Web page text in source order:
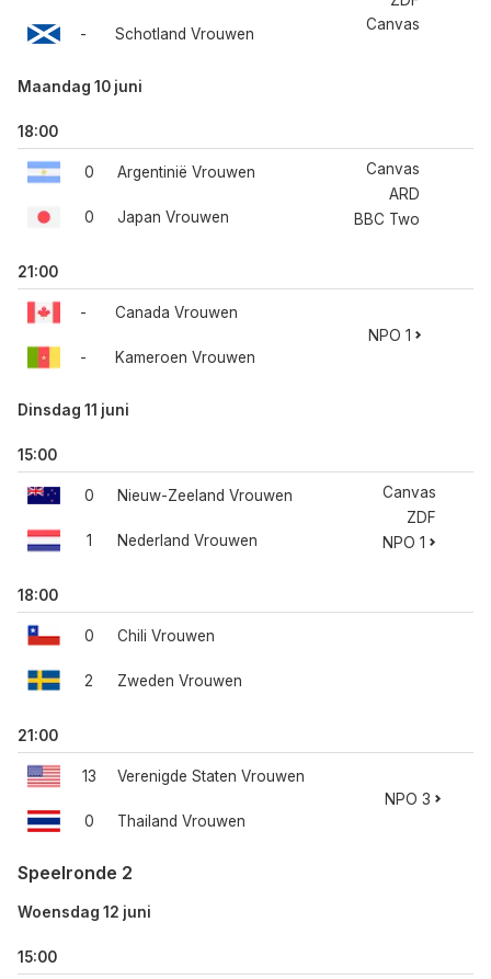
- Schotland Vrouwen
Canvas
Maandag 10 juni
18:00
0
0
Argentinië Vrouwen
Japan Vrouwen
Canvas
ARD
BBC Two
21:00
-
-
Canada Vrouwen
Kameroen Vrouwen
NPO 1
Dinsdag 11 juni
15:00
0
1
Nieuw-Zeeland Vrouwen
Nederland Vrouwen
Canvas
ZDF
NPO 1
18:00
0
2
Chili Vrouwen
Zweden Vrouwen
21:00
13
0
Verenigde Staten Vrouwen
Thailand Vrouwen
NPO 3
Speelronde 2
Woensdag 12 juni
15:00